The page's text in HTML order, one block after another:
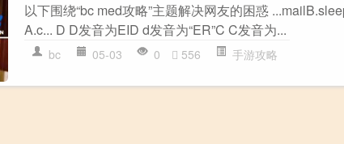
以下围绕“bc med攻略”主题解决网友的困惑
A.c... D D发音为EID d发音为“ER”C C发音为...
bc 05-03 0 556 手游攻略